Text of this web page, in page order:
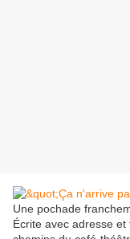
Une pochade
Écrite avec adresse